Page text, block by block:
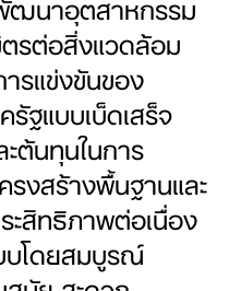
รต่อสิ่งแวดล้อม
รแข่งขันของ
รัฐแบบเบ็ดเสร็จ
ต้นทุนในการ
งสร้างพื้นฐานและ
สิทธิภาพต่อเนื่อง
บโดยสมบูรณ์